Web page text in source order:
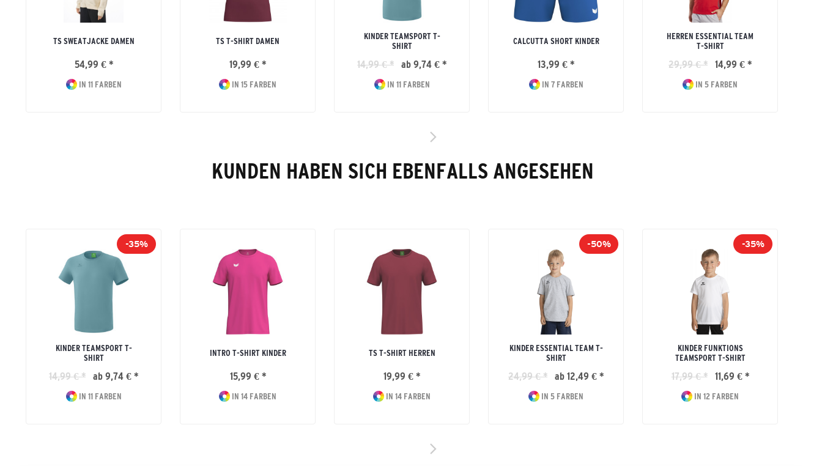
TS SWEATJACKE DAMEN
54,99 € *
IN 11 FARBEN
TS T-SHIRT DAMEN
19,99 € *
IN 15 FARBEN
KINDER TEAMSPORT T-
SHIRT
14,99 € * ab 9,74 € *
IN 11 FARBEN
CALCUTTA SHORT KINDER
13,99 € *
IN 7 FARBEN
HERREN ESSENTIAL TEAM
T-SHIRT
29,99 € * 14,99 € *
IN 5 FARBEN
KUNDEN HABEN SICH EBENFALLS ANGESEHEN
-35%
KINDER TEAMSPORT T-
SHIRT
14,99 € * ab 9,74 € *
IN 11 FARBEN
INTRO T-SHIRT KINDER
15,99 € *
IN 14 FARBEN
TS T-SHIRT HERREN
19,99 € *
IN 14 FARBEN
-50%
KINDER ESSENTIAL TEAM T-
SHIRT
24,99 € * ab 12,49 € *
IN 5 FARBEN
-35%
KINDER FUNKTIONS
TEAMSPORT T-SHIRT
17,99 € * 11,69 € *
IN 12 FARBEN